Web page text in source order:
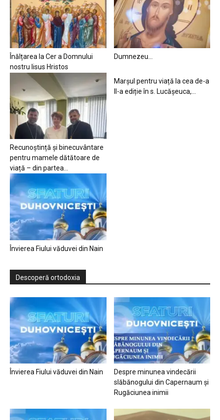
Înălțarea la Cer a Domnului
nostru Iisus Hristos
Dumnezeu…
Recunoștință și binecuvântare
pentru mamele dătătoare de
viață – din partea...
Marșul pentru viață la cea de-a
II-a ediție în s. Lucășeuca,...
Învierea Fiului văduvei din Nain
Descoperă ortodoxia
Învierea Fiului văduvei din Nain
Despre minunea vindecării
slăbănogului din Capernaum și
Rugăciunea inimii